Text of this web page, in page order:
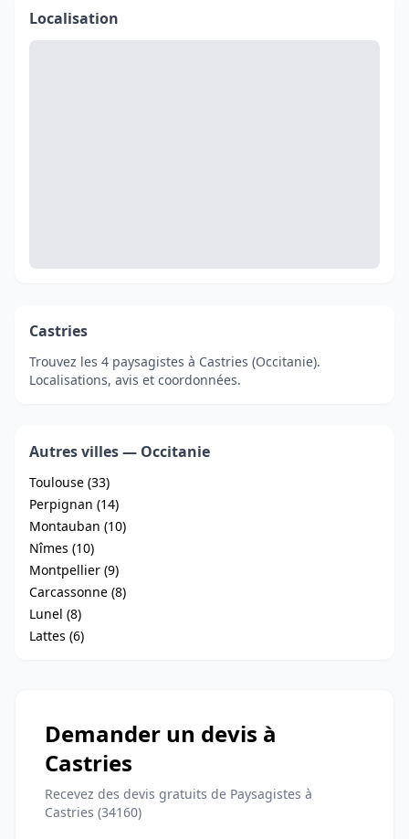
Localisation
Castries
Trouvez les 4 paysagistes à Castries (Occitanie).
Localisations, avis et coordonnées.
Autres villes — Occitanie
Toulouse (33)
Perpignan (14)
Montauban (10)
Nîmes (10)
Montpellier (9)
Carcassonne (8)
Lunel (8)
Lattes (6)
Demander un devis à
Castries
Recevez des devis gratuits de Paysagistes à
Castries (34160)